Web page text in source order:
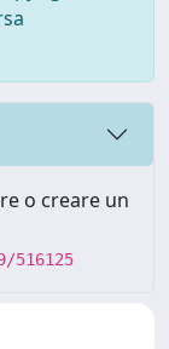
o creare un